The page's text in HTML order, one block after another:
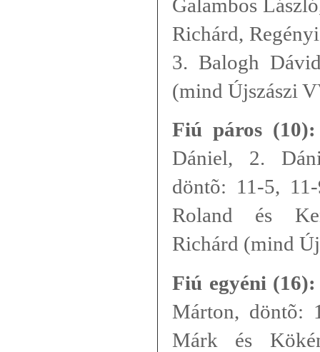
Galambos
Richárd,
3. Balogh
(mind Újszászi
Fiú páros (10):
Dániel, 2.
döntõ: 11-5,
Roland és
Richárd (mind
Fiú egyéni (16):
Márton, döntõ:
Márk és